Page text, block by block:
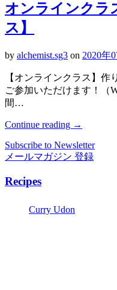
オンラインクラ
ス】
by alchemist.sg3 on 2020年
【オンラインクラス】作
ご参加いただけます！（
間…
Continue reading →
Subscribe to Newsletter
メールマガジン 登録
Recipes
Curry Udon